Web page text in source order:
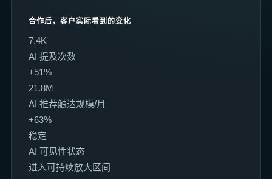
合作后，客户实际看到的变化
7.4K
AI 提及次数
+51%
21.8M
AI 推荐触达规模/月
+63%
稳定
AI 可见性状态
进入可持续放大区间